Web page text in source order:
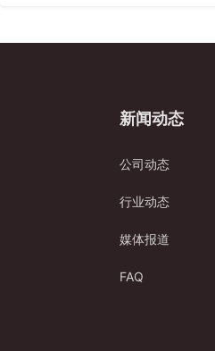
术展览、音乐会、戏剧演出、民俗
富知识储备、促进社会和谐发展。
面临诸多挑战。一方面，信息传播
织者难以精准触达目标受众；另一
新闻动态
公司动态
行业动态
媒体报道
FAQ